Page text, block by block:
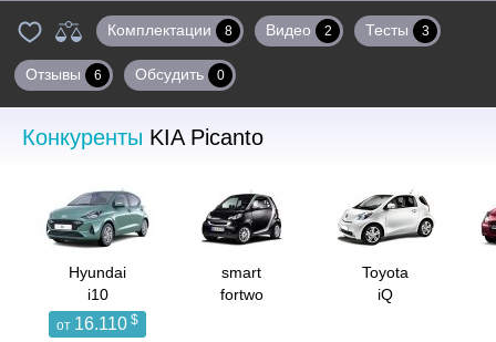
Комплектации 8 Видео 2 Тесты 3
Отзывы 6 Обсудить 0
Конкуренты KIA Picanto
Hyundai
i10
от 16.110 $
smart
fortwo
Toyota
iQ